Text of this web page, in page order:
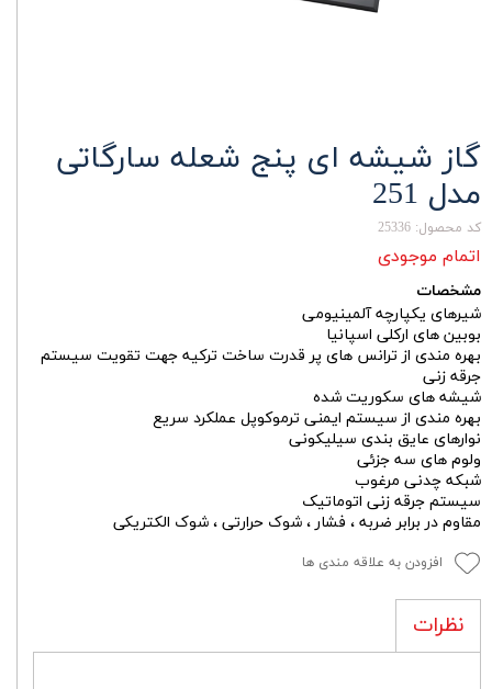
گاز شیشه ای پنج شعله سارگاتی
مدل 251
کد محصول: 25336
اتمام موجودی
مشخصات
شیرهای یکپارچه آلمینیومی
بوبین های ارکلی اسپانیا
بهره مندی از ترانس های پر قدرت ساخت ترکیه جهت تقویت سیستم
جرقه زنی
شیشه های سکوریت شده
بهره مندی از سیستم ایمنی ترموکوپل عملکرد سریع
نوارهای عایق بندی سیلیکونی
ولوم های سه جزئی
شبکه چدنی مرغوب
سیستم جرقه زنی اتوماتیک
مقاوم در برابر ضربه ، فشار ، شوک حرارتی ، شوک الکتریکی
افزودن به علاقه مندی ها
نظرات